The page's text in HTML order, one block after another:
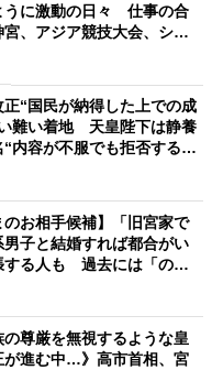
うに激動の日々 仕事の合
宮、アジア競技大会、シン
ケジュールはびっしり
“国民が納得した上での成
難い着地 天皇陛下は静養
内容が不服でも拒否するこ
い” 米大手紙は男系男子に
のお相手候補】「旧宮家で
男子と結婚すれば都合がい
する人も 過去には「のび
球部エース」「華道家元
の尊厳を無視するような皇
が進む中…》高市首相、宮